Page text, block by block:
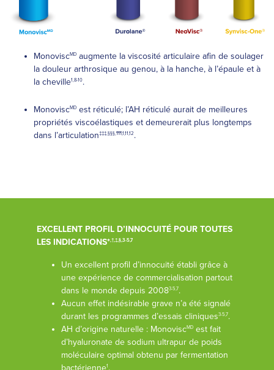
MonoviscMD augmente la viscosité articulaire afin de soulager
la douleur arthrosique au genou, à la hanche, à l’épaule et à
la cheville1,8-10.
MonoviscMD est réticulé; l’AH réticulé aurait de meilleures
propriétés viscoélastiques et demeurerait plus longtemps
dans l’articulation‡‡‡,§§§,¶¶¶,1,11,12 .
EXCELLENT PROFIL D’INNOCUITÉ POUR TOUTES
LES INDICATIONS*,†,‡,§,3-5,7
Un excellent profil d’innocuité établi grâce à
une expérience de commercialisation partout
dans le monde depuis 20083-5,7.
Aucun effet indésirable grave n’a été signalé
durant les programmes d’essais cliniques3-5,7.
AH d’origine naturelle : MonoviscMD est fait
d’hyaluronate de sodium ultrapur de poids
moléculaire optimal obtenu par fermentation
1